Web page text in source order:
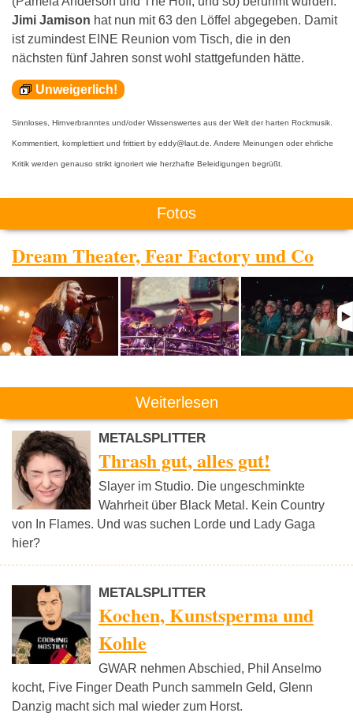
Jimi Jamison hat nun mit 63 den Löffel abgegeben. Damit
ist zumindest EINE Reunion vom Tisch, die in den
nächsten fünf Jahren sonst wohl stattgefunden hätte.
Unweigerlich!
Sinnloses, Hirnverbranntes und/oder Wissenswertes aus der Welt der harten Rockmusik.
Kommentiert, komplettiert und frittiert by eddy@laut.de. Andere Meinungen oder ehrliche
Kritik werden genauso strikt ignoriert wie herzhafte Beleidigungen begrüßt.
Fotos
Dream Theater, Fear Factory und Co
Weiterlesen
METALSPLITTER
Thrash gut, alles gut!
Slayer im Studio. Die ungeschminkte
Wahrheit über Black Metal. Kein Country
von In Flames. Und was suchen Lorde und Lady Gaga
hier?
METALSPLITTER
Kochen, Kunstsperma und
Kohle
GWAR nehmen Abschied, Phil Anselmo
kocht, Five Finger Death Punch sammeln Geld, Glenn
Danzig macht sich mal wieder zum Horst.